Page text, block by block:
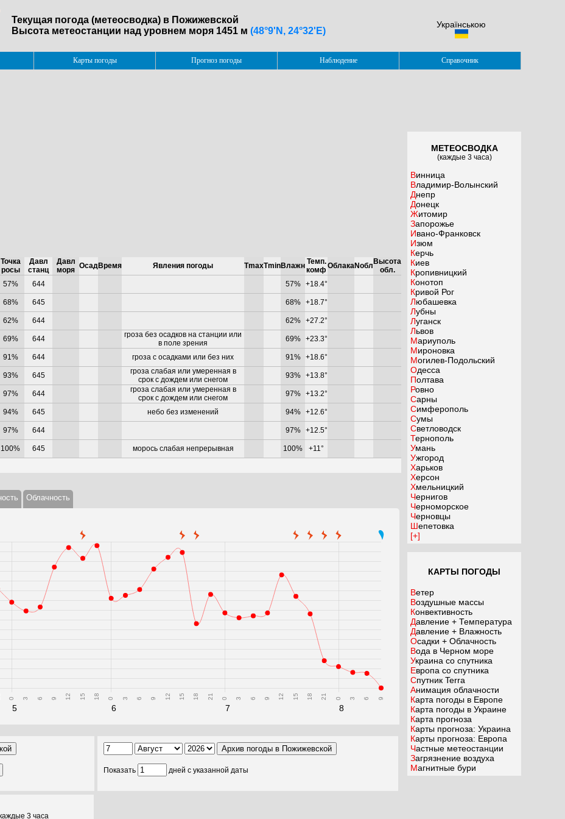
Текущая погода (метеосводка) в Пожижевской
Высота метеостанции над уровнем моря 1451 м (48°9'N, 24°32'E)
Українською
Карты погоды Прогноз погоды Наблюдение Справочник
Точка
росы
Давл
станц
Давл
моря ОсадВремя Явления погоды TmaxTminВлажн Темп.
комф ОблакаNобл Высота
обл.
57% 644 57% +18.4°
68% 645 68% +18.7°
62% 644 62% +27.2°
69% 644
гроза без осадков на станции или
в поле зрения
69% +23.3°
91% 644 гроза с осадками или без них 91% +18.6°
93% 645
гроза слабая или умеренная в
срок с дождем или снегом
93% +13.8°
97% 644
гроза слабая или умеренная в
срок с дождем или снегом
97% +13.2°
94% 645 небо без изменений 94% +12.6°
97% 644 97% +12.5°
100% 645 морось слабая непрерывная 100%
+11°
Облачность
5
0 3 6 9 12 15 18
6
0 3 6 9 12 15 18 21
7
0 3 6 9 12 15 18 21
8
0 3 6 9
Показать дней с указанной даты
3 часа
МЕТЕОСВОДКА
(каждые 3 часа)
Винница
Владимир-Волынский
Днепр
Донецк
Житомир
Запорожье
Ивано-Франковск
Изюм
Керчь
Киев
Кропивницкий
Конотоп
Кривой Рог
Любашевка
Лубны
Луганск
Львов
Мариуполь
Мироновка
Могилев-Подольский
Одесса
Полтава
Ровно
Сарны
Симферополь
Сумы
Светловодск
Тернополь
Умань
Ужгород
Харьков
Херсон
Хмельницкий
Чернигов
Черноморское
Черновцы
Шепетовка
[+]
КАРТЫ ПОГОДЫ
Ветер
Воздушные массы
Конвективность
Давление + Температура
Давление + Влажность
Осадки + Облачность
Вода в Черном море
Украина со спутника
Европа со спутника
Спутник Terra
Анимация облачности
Карта погоды в Европе
Карта погоды в Украине
Карта прогноза
Карты прогноза: Украина
Карты прогноза: Европа
Частные метеостанции
Загрязнение воздуха
Магнитные бури